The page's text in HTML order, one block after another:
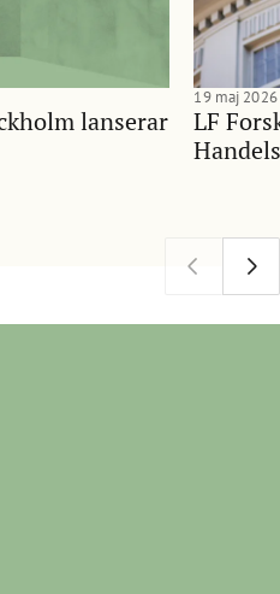
lanserar
LF
19 maj 2026